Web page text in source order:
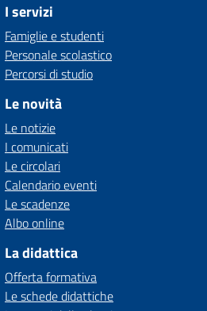
I servizi
Famiglie e studenti
Personale scolastico
Percorsi di studio
Le novità
Le notizie
I comunicati
Le circolari
Calendario eventi
Le scadenze
Albo online
La didattica
Offerta formativa
Le schede didattiche